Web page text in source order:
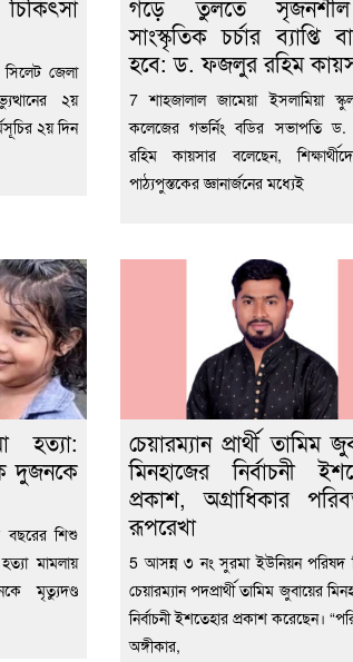
জেলা
২য়
২য় দিন
গড়ে তুলতে
সাংস্কৃতিক চর্চার ব্যাপ্তি
হবে: ড. ফজলুর রহিম
7 শাহজালাল জামেয়া ইসলামিয়া
কলেজের গভর্নিং বডির সভাপতি
রহিম কায়সার বলেছেন,
পাঠ্যপুস্তকের জ্ঞানার্জনের মধ্যেই
হত্যা:
দুজনকে
শিশু
মামলায়
মৃত্যুদণ্ড
চেয়ারম্যান প্রার্থী তামিম
মিনহাজের নির্বাচনী
প্রকাশ, অগ্রাধিকার
রূপরেখা
5 আসন্ন ৩ নং সুরমা ইউনিয়ন পরিষদ
চেয়ারম্যান পদপ্রার্থী তামিম জুবায়ের
নির্বাচনী ইশতেহার প্রকাশ করেছেন।
অঙ্গীকার,